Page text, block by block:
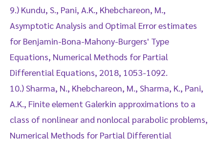
9.) Kundu, S., Pani, A.K., Khebchareon, M.,
Asymptotic Analysis and Optimal Error estimates
for Benjamin-Bona-Mahony-Burgers' Type
Equations, Numerical Methods for Partial
Differential Equations, 2018, 1053-1092.
10.) Sharma, N., Khebchareon, M., Sharma, K., Pani,
A.K., Finite element Galerkin approximations to a
class of nonlinear and nonlocal parabolic problems,
Numerical Methods for Partial Differential